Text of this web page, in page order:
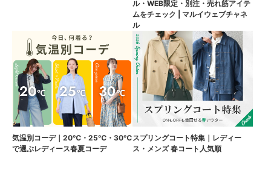
ル・WEB限定・別注・売れ筋アイテ
ムをチェック | マルイウェブチャネ
ル
気温別コーデ｜20℃・25℃・30℃
で選ぶレディース春夏コーデ
スプリングコート特集｜レディー
ス・メンズ 春コート人気順